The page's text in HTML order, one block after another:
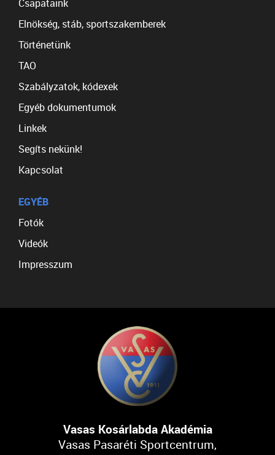
Csapataink
Elnökség, stáb, sportszakemberek
Történetünk
TAO
Szabályzatok, kódexek
Egyéb dokumentumok
Linkek
Segíts nekünk!
Kapcsolat
EGYÉB
Fotók
Videók
Impresszum
Vasas Kosárlabda Akadémia
Vasas Pasaréti Sportcentrum,